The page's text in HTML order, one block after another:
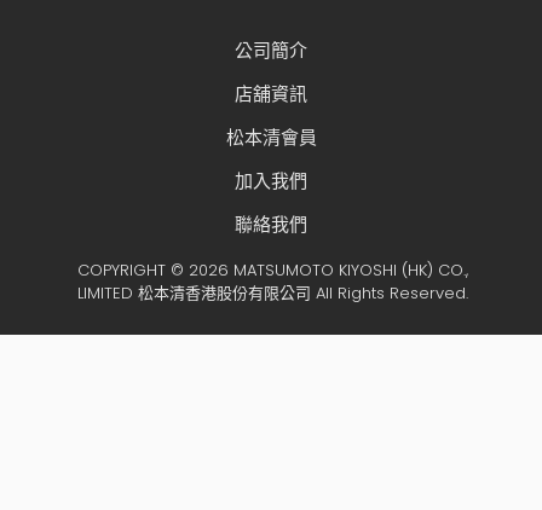
公司簡介
店舖資訊
松本清會員
加入我們
聯絡我們
COPYRIGHT © 2026 MATSUMOTO KIYOSHI (HK) CO.,
LIMITED 松本清香港股份有限公司 All Rights Reserved.